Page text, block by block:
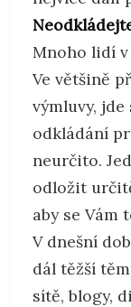
Mnoho lidí v
Ve většině
výmluvy,
odkládání
neurčito.
odložit
aby se Vám
V dnešní
dál těžší
sítě, blogy,